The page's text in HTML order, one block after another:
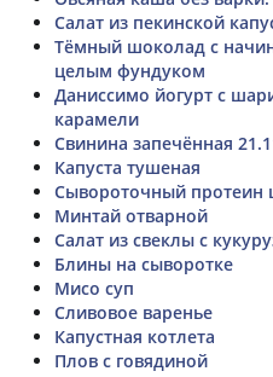
Салат из пекинской
Тёмный шоколад с
целым фундуком
Даниссимо йогурт с
карамели
Свинина запечённая
Капуста тушеная
Сывороточный протеин
Минтай отварной
Салат из свеклы с
Блины на сыворотке
Мисо суп
Сливовое варенье
Капустная котлета
Плов с говядиной